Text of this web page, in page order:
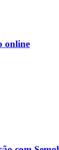
online